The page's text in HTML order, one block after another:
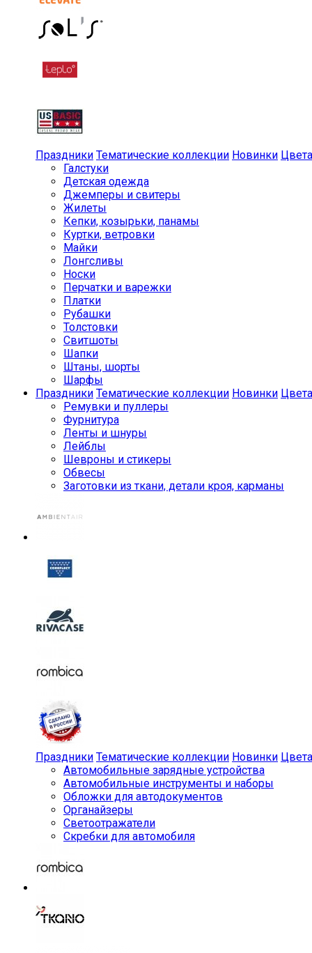
Праздники Тематические коллекции Новинки Цвета
Галстуки
Детская одежда
Джемперы и свитеры
Жилеты
Кепки, козырьки, панамы
Куртки, ветровки
Майки
Лонгсливы
Носки
Перчатки и варежки
Платки
Рубашки
Толстовки
Свитшоты
Шапки
Штаны, шорты
Шарфы
Праздники Тематические коллекции Новинки Цвета
Ремувки и пуллеры
Фурнитура
Ленты и шнуры
Лейблы
Шевроны и стикеры
Обвесы
Заготовки из ткани, детали кроя, карманы
Праздники Тематические коллекции Новинки Цвета
Автомобильные зарядные устройства
Автомобильные инструменты и наборы
Обложки для автодокументов
Органайзеры
Светоотражатели
Скребки для автомобиля